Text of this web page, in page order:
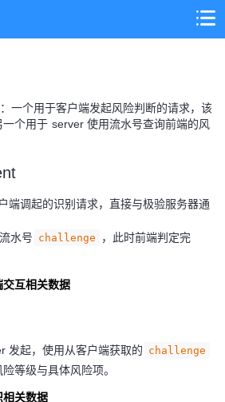
一个用于客户端发起风险判断的请求，该
个用于 server 使用流水号查询前端的风
端调起的识别请求，直接与极验服务器通
水号 challenge
，此时前端判定完
互相关数据
发起，使用从客户端获取的 challenge
等级与具体风险项。
相关数据